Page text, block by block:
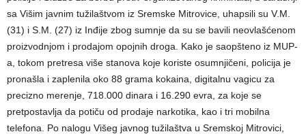
sa Višim javnim tužilaštvom iz Sremske Mitrovice, uhapsili su V.M.
(31) i S.M. (27) iz Inđije zbog sumnje da su se bavili neovlašćenom
proizvodnjom i prodajom opojnih droga. Kako je saopšteno iz MUP-
a, tokom pretresa više stanova koje koriste osumnjičeni, policija je
pronašla i zaplenila oko 88 grama kokaina, digitalnu vagicu za
precizno merenje, 718.000 dinara i 16.290 evra, za koje se
pretpostavlja da potiču od prodaje narkotika, kao i tri mobilna
telefona. Po nalogu Višeg javnog tužilaštva u Sremskoj Mitrovici,